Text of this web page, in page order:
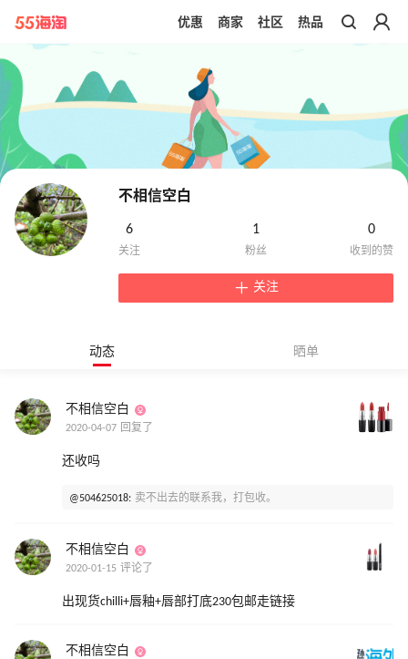
带你去官网买正品
优惠 商家 社区 热品
不相信空白
6 1 0
关注
动态 晒单
不相信空白
2020-04-07 回复了
还收吗
@504625018: 卖不出去的联系我，打包收。
不相信空白
2020-01-15 评论了
出现货chilli+唇釉+唇部打底230包邮走链接
不相信空白